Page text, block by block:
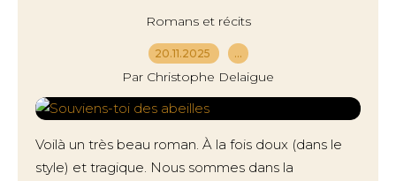
Romans et récits
20.11.2025 …
Par Christophe Delaigue
Voilà un très beau roman. À la fois doux (dans le
style) et tragique. Nous sommes dans la